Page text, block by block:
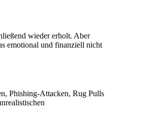
wieder erholt. Aber
emotional und finanziell nicht
Phishing-Attacken, Rug Pulls